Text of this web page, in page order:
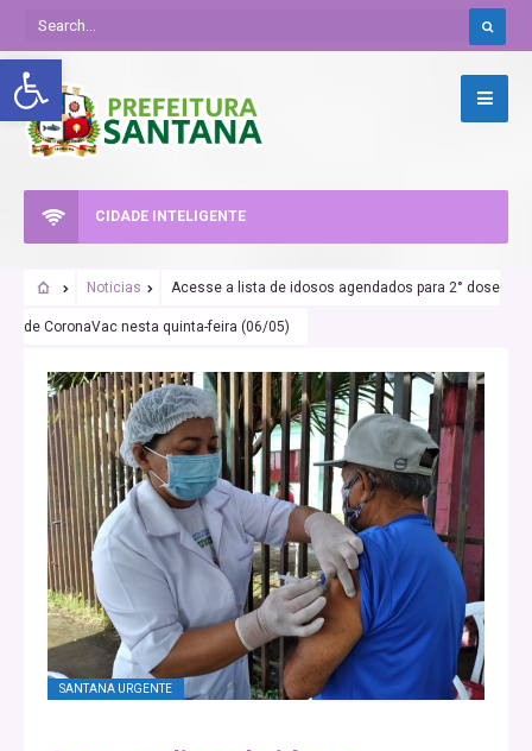
Abrir a barra de ferramentas
CIDADE INTELIGENTE
Noticias Acesse a lista de idosos agendados para 2° dose
de CoronaVac nesta quinta-feira (06/05)
SANTANA URGENTE